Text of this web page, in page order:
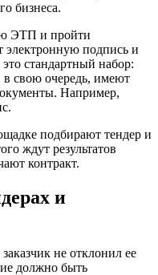
бизнеса.
ЭТП и пройти
электронную подпись и
стандартный набор:
свою очередь, имеют
Например,
подбирают тендер и
ждут результатов
контракт.
и
не отклонил ее
должно быть